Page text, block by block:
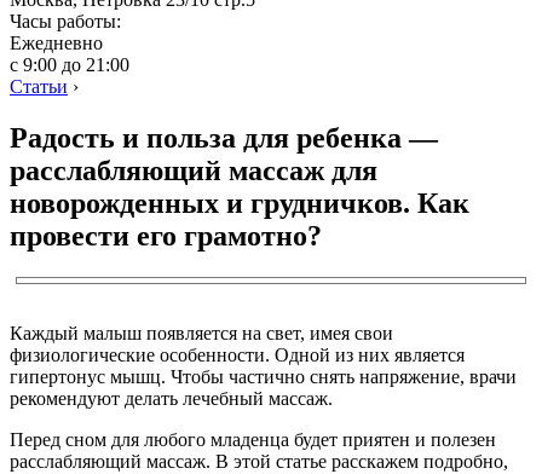
Часы работы:
Ежедневно
с 9:00 до 21:00
Статьи ›
Радость и польза для ребенка —
расслабляющий массаж для
новорожденных и грудничков. Как
провести его грамотно?
Каждый малыш появляется на свет, имея свои
физиологические особенности. Одной из них является
гипертонус мышц. Чтобы частично снять напряжение, врачи
рекомендуют делать лечебный массаж.
Перед сном для любого младенца будет приятен и полезен
расслабляющий массаж. В этой статье расскажем подробно,